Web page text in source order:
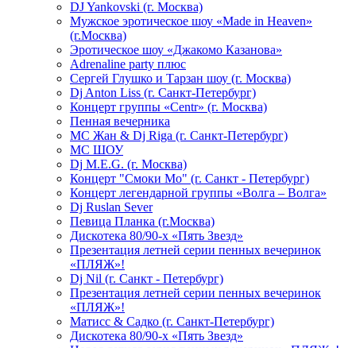
DJ Yankovski (г. Москва)
Мужское эротическое шоу «Made in Heaven»
(г.Москва)
Эротическое шоу «Джакомо Казанова»
Adrenaline party плюс
Сергей Глушко и Тарзан шоу (г. Москва)
Dj Anton Liss (г. Санкт-Петербург)
Концерт группы «Centr» (г. Москва)
Пенная вечерника
МС Жан & Dj Riga (г. Санкт-Петербург)
МС ШОУ
Dj M.E.G. (г. Москва)
Концерт "Смоки Мо" (г. Санкт - Петербург)
Концерт легендарной группы «Волга – Волга»
Dj Ruslan Sever
Певица Планка (г.Москва)
Дискотека 80/90-х «Пять Звезд»
Презентация летней серии пенных вечеринок
«ПЛЯЖ»!
Dj Nil (г. Санкт - Петербург)
Презентация летней серии пенных вечеринок
«ПЛЯЖ»!
Матисс & Садко (г. Санкт-Петербург)
Дискотека 80/90-х «Пять Звезд»